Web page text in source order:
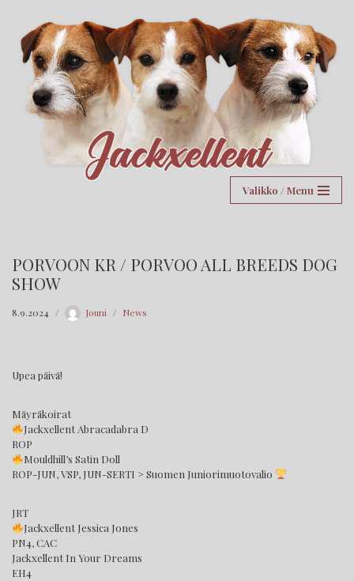
Siirry
suoraan
sisältöön
Valikko / Menu
PORVOON KR / PORVOO ALL BREEDS DOG
SHOW
8.9.2024 Jouni News
Upea päivä!
Mäyräkoirat
Jackxellent Abracadabra D
ROP
Mouldhill’s Satin Doll
ROP-JUN, VSP, JUN-SERTI > Suomen Juniorimuotovalio
JRT
Jackxellent Jessica Jones
PN4, CAC
Jackxellent In Your Dreams
EH4